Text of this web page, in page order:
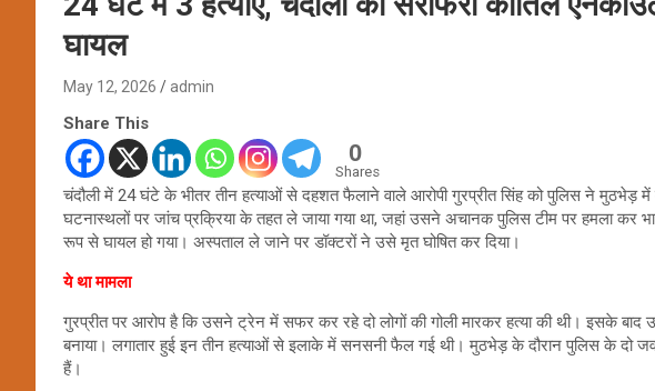
घायल
May 12, 2026 admin
Share This
0
Shares
चंदौली में 24 घंटे के भीतर तीन हत्याओं से दहशत फैलाने वाले आरोपी गुरप्रीत सिंह को पुलिस ने मुठभेड़ में
घटनास्थलों पर जांच प्रक्रिया के तहत ले जाया गया था, जहां उसने अचानक पुलिस टीम पर हमला कर
रूप से घायल हो गया। अस्पताल ले जाने पर डॉक्टरों ने उसे मृत घोषित कर दिया।
ये था मामला
गुरप्रीत पर आरोप है कि उसने ट्रेन में सफर कर रहे दो लोगों की गोली मारकर हत्या की थी। इसके
बनाया। लगातार हुई इन तीन हत्याओं से इलाके में सनसनी फैल गई थी। मुठभेड़ के दौरान पुलिस के दो
हैं।